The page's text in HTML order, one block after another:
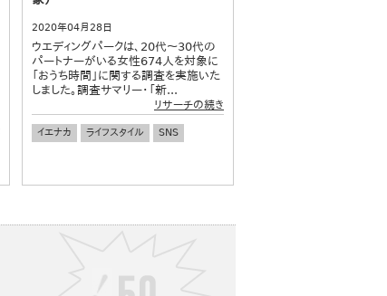
2020年04月28日
ウエディングパークは、20代～30代の
パートナーがいる女性674人を対象に
「おうち時間」に関する調査を実施いた
しました。調査サマリー・「新...
リサーチの続き
イエナカ ライフスタイル SNS